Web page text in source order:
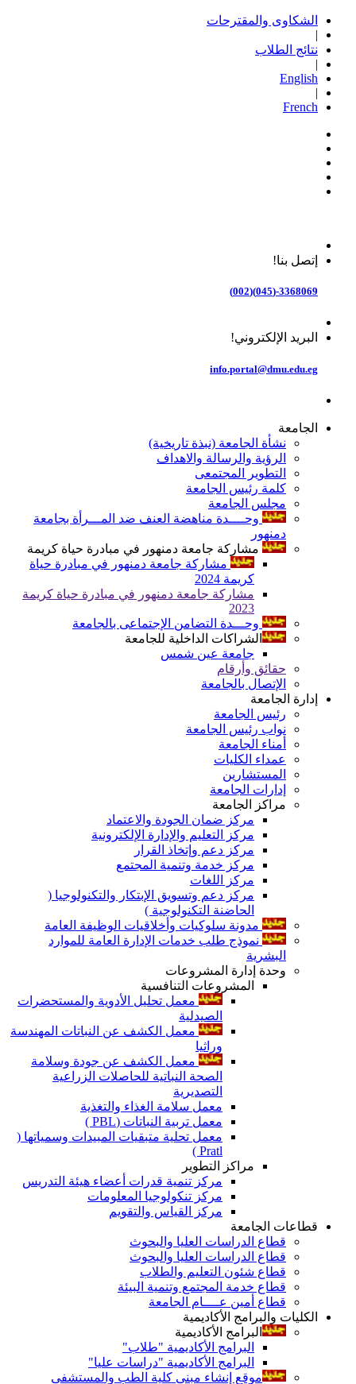
الشكاوى والمقترحات
|
نتائج الطلاب
|
English
|
French
إتصل بنا!
3368069-(045)(002)
البريد الإلكتروني!
info.portal@dmu.edu.eg
الجامعة
نشأة الجامعة (نبذة تاريخية)
الرؤية والرسالة والاهداف
التطوير المجتمعى
كلمة رئيس الجامعة
مجلس الجامعة
وحــــدة مناهضة العنف ضد المـــرأة بجامعة
دمنهور
مشاركة جامعة دمنهور في مبادرة حياة كريمة
مشاركة جامعة دمنهور في مبادرة حياة
كريمة 2024
مشاركة جامعة دمنهور في مبادرة حياة كريمة
2023
وحـــدة التضامن الإجتماعى بالجامعة
الشراكات الداخلية للجامعة
جامعة عين شمس
حقائق وأرقام
الإتصال بالجامعة
إدارة الجامعة
رئيس الجامعة
نواب رئيس الجامعة
أمناء الجامعة
عمداء الكليات
المستشارين
إدارات الجامعة
مراكز الجامعة
مركز ضمان الجودة والاعتماد
مركز التعليم والإدارة الإلكترونية
مركز دعم وإتخاذ القرار
مركز خدمة وتنمية المجتمع
مركز اللغات
مركز دعم وتسويق الإبتكار والتكنولوجيا (
الحاضنة التكنولوجية )
مدونة سلوكيات وأخلاقيات الوظيفة العامة
نموذج طلب خدمات الإدارة العامة للموارد
البشرية
وحدة إدارة المشروعات
المشروعات التنافسية
معمل تحليل الأدوية والمستحضرات
الصيدلية
معمل الكشف عن النباتات المهندسة
وراثيا
معمل الكشف عن جودة وسلامة
الصحة النباتية للحاصلات الزراعية
التصديرية
معمل سلامة الغذاء والتغذية
معمل تربية النباتات (PBL )
معمل تحلية متبقيات المبيدات وسمياتها (
Pratl )
مراكز التطوير
مركز تنمية قدرات أعضاء هيئة التدريس
مركز تنكولوجيا المعلومات
مركز القياس والتقويم
قطاعات الجامعة
قطاع الدراسات العليا والبحوث
قطاع الدراسات العليا والبحوث
قطاع شئون التعليم والطلاب
قطاع خدمة المجتمع وتنمية البيئة
قطاع أمين عــــام الجامعة
الكليات والبرامج الأكاديمية
البرامج الأكاديمية
البرامج الأكاديمية "طلاب"
البرامج الأكاديمية "دراسات عليا"
موقع إنشاء مبنى كلية الطب والمستشفى